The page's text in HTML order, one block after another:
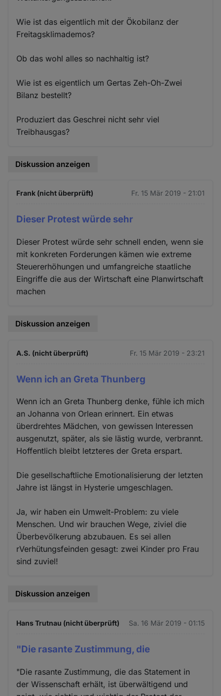
Wie ist das eigentlich mit der Ökobilanz der
Freitagsklimademos?
Ob das wohl alles so nachhaltig ist?
Wie ist es eigentlich um Gertas Zeh-Oh-Zwei
Bilanz bestellt?
Produziert das Geschrei nicht sehr viel
Treibhausgas?
Diskussion anzeigen
Frank (nicht überprüft) Fr. 15 Mär 2019 - 21:01
Dieser Protest würde sehr
Dieser Protest würde sehr schnell enden, wenn sie
mit konkreten Forderungen kämen wie extreme
Steuererhöhungen und umfangreiche staatliche
Eingriffe die aus der Wirtschaft eine Planwirtschaft
machen
Diskussion anzeigen
A.S. (nicht überprüft) Fr. 15 Mär 2019 - 23:21
Wenn ich an Greta Thunberg
Wenn ich an Greta Thunberg denke, fühle ich mich
an Johanna von Orlean erinnert. Ein etwas
überdrehtes Mädchen, von gewissen Interessen
ausgenutzt, später, als sie lästig wurde, verbrannt.
Hoffentlich bleibt letzteres der Greta erspart.
Die gesellschaftliche Emotionalisierung der letzten
Jahre ist längst in Hysterie umgeschlagen.
Ja, wir haben ein Umwelt-Problem: zu viele
Menschen. Und wir brauchen Wege, ziviel die
Überbevölkerung abzubauen. Es sei allen
rVerhütungsfeinden gesagt: zwei Kinder pro Frau
sind zuviel!
Diskussion anzeigen
Hans Trutnau (nicht überprüft) Sa. 16 Mär 2019 - 01:15
"Die rasante Zustimmung, die
"Die rasante Zustimmung, die das Statement in
der Wissenschaft erhält, ist überwältigend und